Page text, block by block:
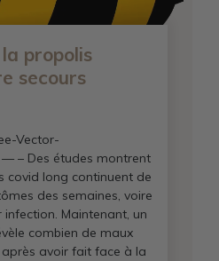
propolis
secours
Vector-
– Des études montrent
covid long continuent de
des semaines, voire
Maintenant, un
combien de maux
avoir fait face à la